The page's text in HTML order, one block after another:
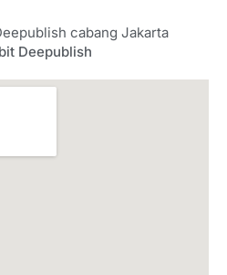
cabang Jakarta
Deepublish